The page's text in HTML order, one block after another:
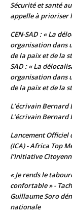
Sécurité et santé
appelle à prioriser
CEN-SAD : « La
organisation dans
de la paix et de la
SAD : « La
organisation dans
de la paix et de la
L’écrivain Bernard
L’écrivain Bernard
Lancement Officiel
(ICA) - Africa Top
l’Initiative
« Je rends le
confortable » -
Guillaume Soro
nationale